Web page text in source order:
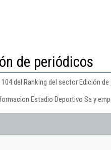
de periódicos
del Ranking del sector Edición de
Estadio Deportivo Sa y